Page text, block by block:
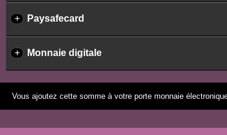
+ Paysafecard
+ Monnaie digitale
Vous ajoutez cette somme à votre porte monnaie